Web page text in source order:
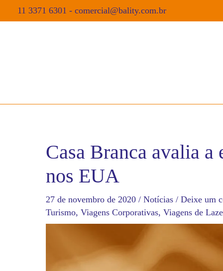
11 3371 6301 - comercial@bality.com.br
Casa Branca avalia a
nos EUA
27 de novembro de 2020 / Notícias / Deixe um
Turismo, Viagens Corporativas, Viagens de